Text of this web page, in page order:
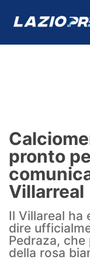
Formello
Infortuni
Primavera
Lazio Women
pronto
Villarreal
Il Villareal ha
dire
Pedraza,
della rosa